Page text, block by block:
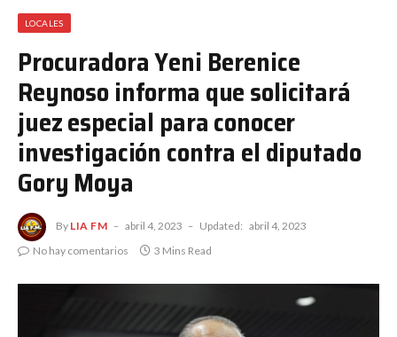
LOCALES
Procuradora Yeni Berenice
Reynoso informa que solicitará
juez especial para conocer
investigación contra el diputado
Gory Moya
By LIA FM abril 4, 2023 Updated: abril 4, 2023
No hay comentarios
3 Mins Read